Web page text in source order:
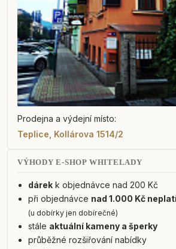
Prodejna a výdejní místo:
Teplice, Kollárova 1514/2
VÝHODY E-SHOP WHITELADY
dárekk objednávce nad 200 Kč
při objednávce nad 1.000 Kč
(u dobírky jen dobírečné)
stále aktuální kameny a šperky
průběžné rozšiřování nabídky